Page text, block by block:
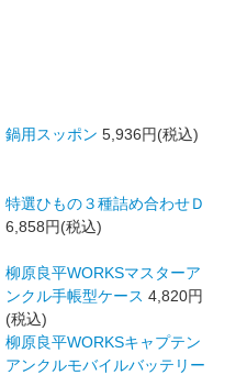
鍋用スッポン 5,936円(税込)
特選ひもの３種詰め合わせＤ
6,858円(税込)
柳原良平WORKSマスターア
ンクル手帳型ケース 4,820円
(税込)
柳原良平WORKSキャプテン
アンクルモバイルバッテリー